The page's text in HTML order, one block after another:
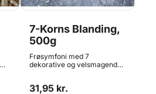
7-Korns Blanding,
500g
Frøsymfoni med 7
dekorative og velsmagende
hørfrø, havrekerner,
31,95 kr.